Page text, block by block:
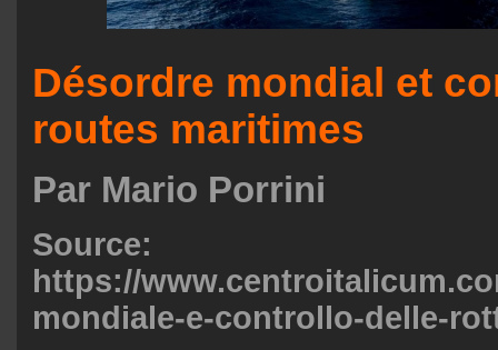
Désordre mondial et
routes maritimes
Par Mario Porrini
Source:
https://
mondiale-e-controllo-delle-